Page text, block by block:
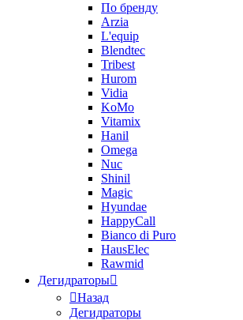
По бренду
Arzia
L'equip
Blendtec
Tribest
Hurom
Vidia
KoMo
Vitamix
Hanil
Omega
Nuc
Shinil
Magic
Hyundae
HappyCall
Bianco di Puro
HausElec
Rawmid
Дегидраторы
Назад
Дегидраторы